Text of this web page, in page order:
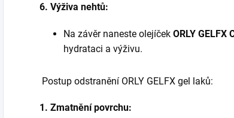
6. Výživa nehtů:
Na závěr naneste olejíček ORLY GELFX
hydrataci a výživu.
Postup odstranění ORLY GELFX gel laků:
1. Zmatnění povrchu: